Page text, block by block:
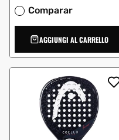
Comparar
AGGIUNGI AL CARRELLO